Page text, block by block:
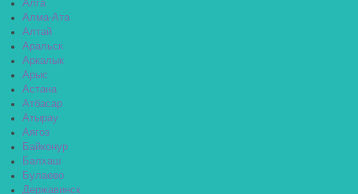
Алга
Алма-Ата
Алтай
Аральск
Аркалык
Арыс
Астана
Атбасар
Атырау
Аягоз
Байконур
Балхаш
Булаево
Державинск